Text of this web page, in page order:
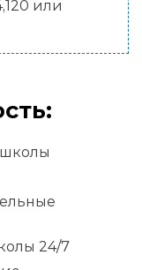
или
24/7